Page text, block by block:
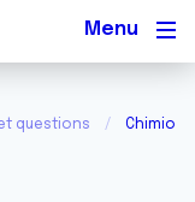
questions Chimio